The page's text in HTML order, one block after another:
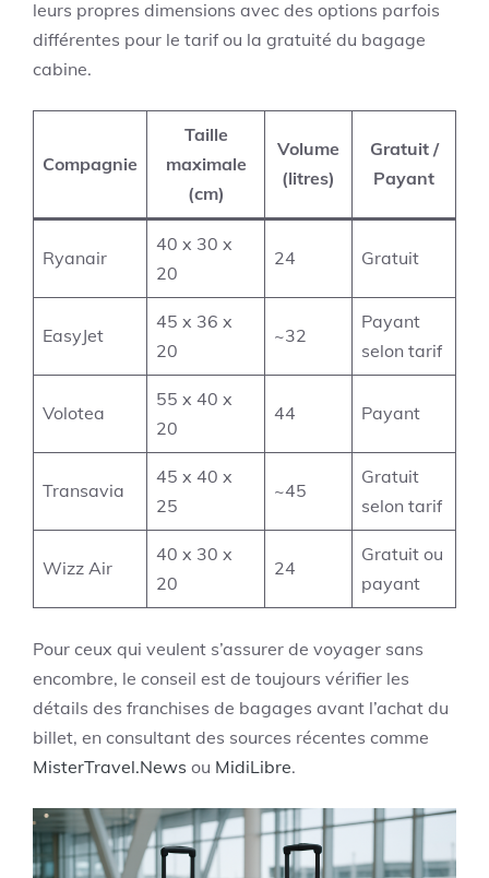
leurs propres dimensions avec des options parfois
différentes pour le tarif ou la gratuité du bagage
cabine.
Compagnie
Taille
maximale
(cm)
Volume
(litres)
Gratuit /
Payant
Ryanair
40 x 30 x
20
24 Gratuit
EasyJet
45 x 36 x
20
~32
Payant
selon tarif
Volotea
55 x 40 x
20
44 Payant
Transavia
45 x 40 x
25
~45
Gratuit
selon tarif
Wizz Air
40 x 30 x
20
24
Gratuit ou
payant
Pour ceux qui veulent s’assurer de voyager sans
encombre, le conseil est de toujours vérifier les
détails des franchises de bagages avant l’achat du
billet, en consultant des sources récentes comme
MisterTravel.News ou MidiLibre.